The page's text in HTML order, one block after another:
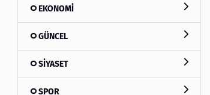
EKONOMİ
GÜNCEL
SİYASET
SPOR